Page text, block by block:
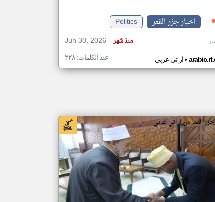
اخبار جزر القمر
Politics
Jun 30, 2026
منذ شهر
ار تي عربي• عدد الكلمات: ٢٢٨
جزر القمر من ار تي عربي